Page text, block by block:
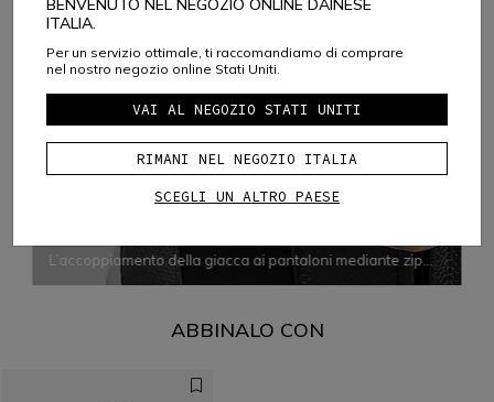
L’accoppiamento della giacca ai pantaloni mediante zip
contribuisce a ottimizzarne sia l’ergonomia che il comfort,
ABBINALO CON
BENVENUTO NEL NEGOZIO ONLINE DAINESE
ITALIA.
Per un servizio ottimale, ti raccomandiamo di comprare
nel nostro negozio online Stati Uniti.
VAI AL NEGOZIO STATI UNITI
RIMANI NEL NEGOZIO ITALIA
SCEGLI UN ALTRO PAESE